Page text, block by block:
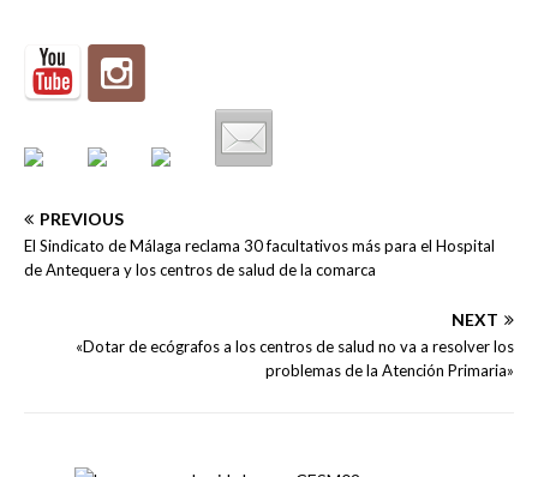
PREVIOUS
El Sindicato de Málaga reclama 30 facultativos más para el Hospital
de Antequera y los centros de salud de la comarca
NEXT
«Dotar de ecógrafos a los centros de salud no va a resolver los
problemas de la Atención Primaria»